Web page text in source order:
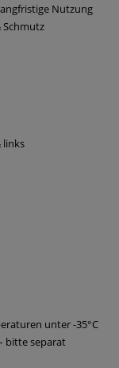
Nutzung
Schmutz
links
unter -35°C
bitte separat